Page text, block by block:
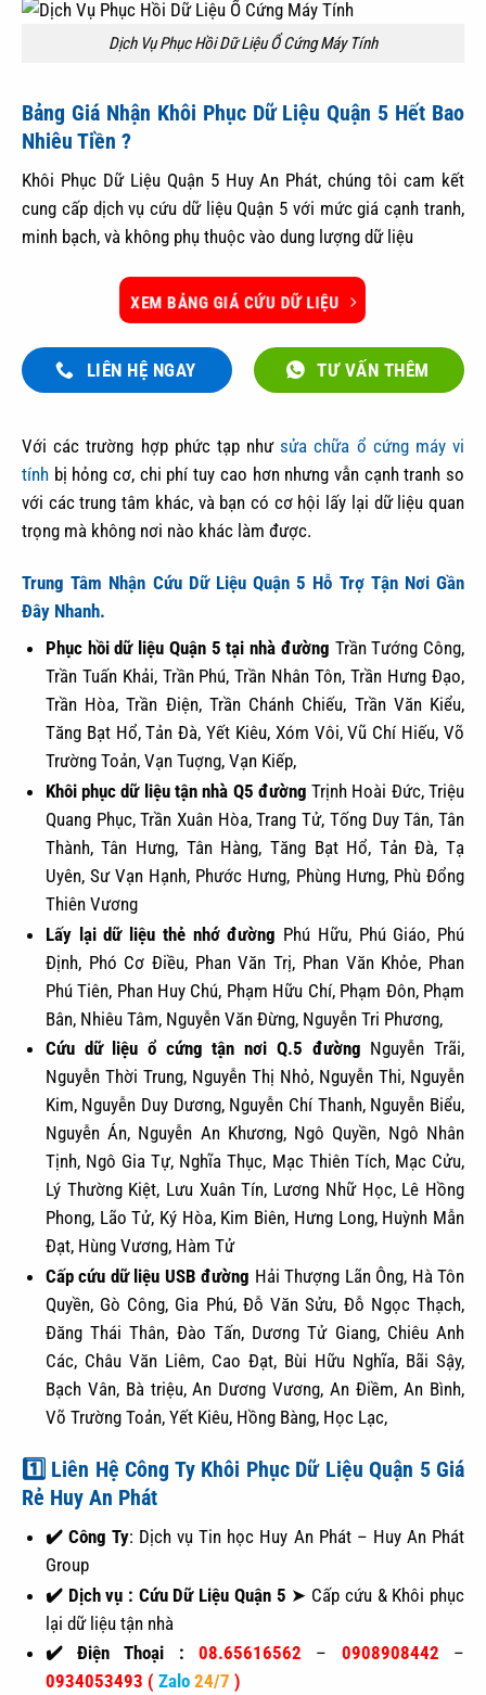
Dịch Vụ Phục Hồi Dữ Liệu Ổ Cứng Máy Tính
Bảng Giá Nhận Khôi Phục Dữ Liệu Quận 5 Hết Bao
Nhiêu Tiền ?
Khôi Phục Dữ Liệu Quận 5 Huy An Phát, chúng tôi cam kết
cung cấp dịch vụ cứu dữ liệu Quận 5 với mức giá cạnh tranh,
minh bạch, và không phụ thuộc vào dung lượng dữ liệu
XEM BẢNG GIÁ CỨU DỮ LIỆU
LIÊN HỆ NGAY TƯ VẤN THÊM
Với các trường hợp phức tạp nhưsửa chữa ổ cứng máy vi
tính bị hỏng cơ, chi phí tuy cao hơn nhưng vẫn cạnh tranh so
với các trung tâm khác, và bạn có cơ hội lấy lại dữ liệu quan
trọng mà không nơi nào khác làm được.
Trung Tâm Nhận Cứu Dữ Liệu Quận 5 Hỗ Trợ Tận Nơi Gần
Đây Nhanh.
Phục hồi dữ liệu Quận 5 tại nhà đường Trần Tướng Công,
Trần Tuấn Khải, Trần Phú, Trần Nhân Tôn, Trần Hưng Đạo,
Trần Hòa, Trần Điện, Trần Chánh Chiếu, Trần Văn Kiểu,
Tăng Bạt Hổ, Tản Đà, Yết Kiêu, Xóm Vôi, Vũ Chí Hiếu, Võ
Trường Toản, Vạn Tuợng, Vạn Kiếp,
Khôi phục dữ liệu tận nhà Q5 đường Trịnh Hoài Đức, Triệu
Quang Phục, Trần Xuân Hòa, Trang Tử, Tống Duy Tân, Tân
Thành, Tân Hưng, Tân Hàng, Tăng Bạt Hổ, Tản Đà, Tạ
Uyên, Sư Vạn Hạnh, Phước Hưng, Phùng Hưng, Phù Đổng
Thiên Vương
Lấy lại dữ liệu thẻ nhớ đường Phú Hữu, Phú Giáo, Phú
Định, Phó Cơ Điều, Phan Văn Trị, Phan Văn Khỏe, Phan
Phú Tiên, Phan Huy Chú, Phạm Hữu Chí, Phạm Đôn, Phạm
Bân, Nhiêu Tâm, Nguyễn Văn Đừng, Nguyễn Tri Phương,
Cứu dữ liệu ổ cứng tận nơi Q.5 đường Nguyễn Trãi,
Nguyễn Thời Trung, Nguyễn Thị Nhỏ, Nguyễn Thi, Nguyễn
Kim, Nguyễn Duy Dương, Nguyễn Chí Thanh, Nguyễn Biểu,
Nguyễn Án, Nguyễn An Khương, Ngô Quyền, Ngô Nhân
Tịnh, Ngô Gia Tự, Nghĩa Thục, Mạc Thiên Tích, Mạc Cửu,
Lý Thường Kiệt, Lưu Xuân Tín, Lương Nhữ Học, Lê Hồng
Phong, Lão Tử, Ký Hòa, Kim Biên, Hưng Long, Huỳnh Mẫn
Đạt, Hùng Vương, Hàm Tử
Cấp cứu dữ liệu USB đường Hải Thượng Lãn Ông, Hà Tôn
Quyền, Gò Công, Gia Phú, Đỗ Văn Sửu, Đỗ Ngọc Thạch,
Đăng Thái Thân, Đào Tấn, Dương Tử Giang, Chiêu Anh
Các, Châu Văn Liêm, Cao Đạt, Bùi Hữu Nghĩa, Bãi Sậy,
Bạch Vân, Bà triệu, An Dương Vương, An Điềm, An Bình,
Võ Trường Toản, Yết Kiêu, Hồng Bàng, Học Lạc,
1️⃣ Liên Hệ Công Ty Khôi Phục Dữ Liệu Quận 5 Giá
Rẻ Huy An Phát
✔️ Công Ty: Dịch vụ Tin học Huy An Phát – Huy An Phát
Group
✔️ Dịch vụ : Cứu Dữ Liệu Quận 5 ➤ Cấp cứu & Khôi phục
lại dữ liệu tận nhà
✔️ Điện Thoại :
08.65616562 – 0908908442 –
0934053493 ( Zalo 24/7 )